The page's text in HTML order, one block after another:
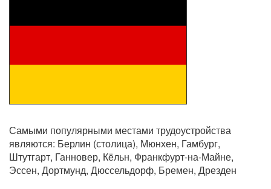
Самыми популярными местами трудоустройства
являются: Берлин (столица), Мюнхен, Гамбург,
Штутгарт, Ганновер, Кёльн, Франкфурт-на-Майне,
Эссен, Дортмунд, Дюссельдорф, Бремен, Дрезден